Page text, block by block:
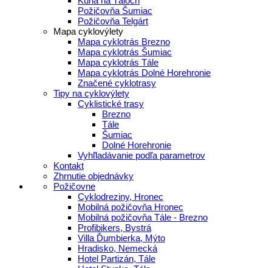
Požičovňa Šumiac
Požičovňa Telgárt
Mapa cyklovýlety
Mapa cyklotrás Brezno
Mapa cyklotrás Šumiac
Mapa cyklotrás Tále
Mapa cyklotrás Dolné Horehronie
Značené cyklotrasy
Tipy na cyklovýlety
Cyklistické trasy
Brezno
Tále
Šumiac
Dolné Horehronie
Vyhľladávanie podľa parametrov
Kontakt
Zhrnutie objednávky
Požičovne
Cyklodreziny, Hronec
Mobilná požičovňa Hronec
Mobilná požičovňa Tále - Brezno
Profibikers, Bystrá
Villa Ďumbierka, Mýto
Hradisko, Nemecká
Hotel Partizán, Tále